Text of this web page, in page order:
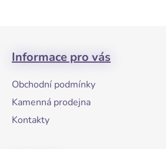
Informace pro vás
Obchodní podmínky
Kamenná prodejna
Kontakty